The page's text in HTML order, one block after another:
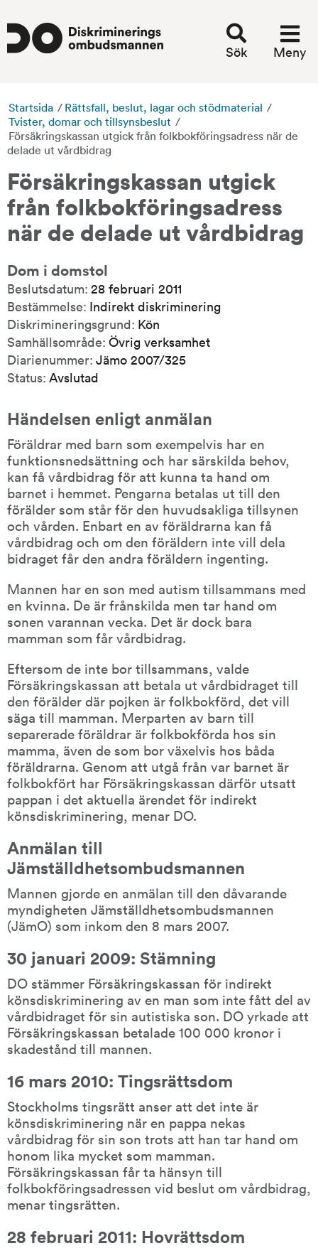
Sök Meny
Startsida / Rättsfall, beslut, lagar och stödmaterial /
Tvister, domar och tillsynsbeslut /
Försäkringskassan utgick från folkbokföringsadress när de
delade ut vårdbidrag
Försäkringskassan utgick
från folkbokföringsadress
när de delade ut vårdbidrag
Dom i domstol
Beslutsdatum: 28 februari 2011
Bestämmelse: Indirekt diskriminering
Diskrimineringsgrund: Kön
Samhällsområde: Övrig verksamhet
Diarienummer: Jämo 2007/325
Status: Avslutad
Händelsen enligt anmälan
Föräldrar med barn som exempelvis har en
funktionsnedsättning och har särskilda behov,
kan få vårdbidrag för att kunna ta hand om
barnet i hemmet. Pengarna betalas ut till den
förälder som står för den huvudsakliga tillsynen
och vården. Enbart en av föräldrarna kan få
vårdbidrag och om den föräldern inte vill dela
bidraget får den andra föräldern ingenting.
Mannen har en son med autism tillsammans med
en kvinna. De är frånskilda men tar hand om
sonen varannan vecka. Det är dock bara
mamman som får vårdbidrag.
Eftersom de inte bor tillsammans, valde
Försäkringskassan att betala ut vårdbidraget till
den förälder där pojken är folkbokförd, det vill
säga till mamman. Merparten av barn till
separerade föräldrar är folkbokförda hos sin
mamma, även de som bor växelvis hos båda
föräldrarna. Genom att utgå från var barnet är
folkbokfört har Försäkringskassan därför utsatt
pappan i det aktuella ärendet för indirekt
könsdiskriminering, menar DO.
Anmälan till
Jämställdhetsombudsmannen
Mannen gjorde en anmälan till den dåvarande
myndigheten Jämställdhetsombudsmannen
(JämO) som inkom den 8 mars 2007.
30 januari 2009: Stämning
DO stämmer Försäkringskassan för indirekt
könsdiskriminering av en man som inte fått del av
vårdbidraget för sin autistiska son. DO yrkade att
Försäkringskassan betalade 100 000 kronor i
skadestånd till mannen.
16 mars 2010: Tingsrättsdom
Stockholms tingsrätt anser att det inte är
könsdiskriminering när en pappa nekas
vårdbidrag för sin son trots att han tar hand om
honom lika mycket som mamman.
Försäkringskassan får ta hänsyn till
folkbokföringsadressen vid beslut om vårdbidrag,
menar tingsrätten.
28 februari 2011: Hovrättsdom